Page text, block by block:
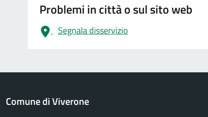
Problemi in città o sul sito web
Segnala disservizio
Comune di Viverone